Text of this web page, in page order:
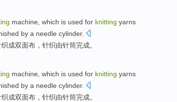
machine, which is used for knitting yarns
by a needle cylinder.
成双面布 ，针织由针筒完成。
machine which is used for knitting yarns
by a needle cylinder.
成双面布 ，针织由针筒完成。